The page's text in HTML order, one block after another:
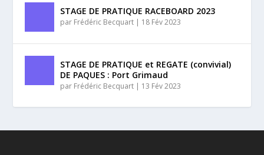
STAGE DE PRATIQUE RACEBOARD 2023
par Frédéric Becquart | 18 Fév 2023
STAGE DE PRATIQUE et REGATE (convivial)
DE PAQUES : Port Grimaud
par Frédéric Becquart | 13 Fév 2023